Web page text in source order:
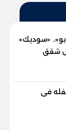
«سوديك»
شقق
في
فى